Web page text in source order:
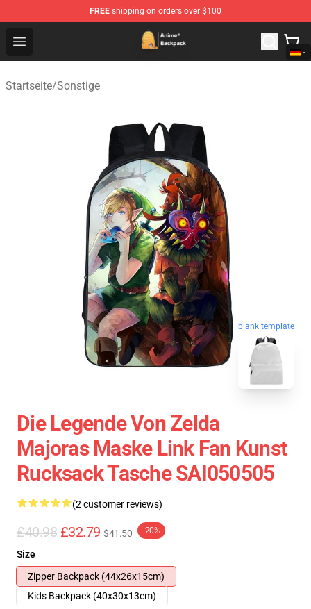
FREE shipping on orders over $100
Open menu
Anime Backpack Shop - Official Anime Backpack Store
Startseite/Sonstige
blank template
Die Legende Von Zelda
Majoras Maske Link Fan Kunst
Rucksack Tasche SAI050505
(2 customer reviews)
£40.98 £32.79 $41.50 -20%
Size
Zipper Backpack (44x26x15cm)
Kids Backpack (40x30x13cm)